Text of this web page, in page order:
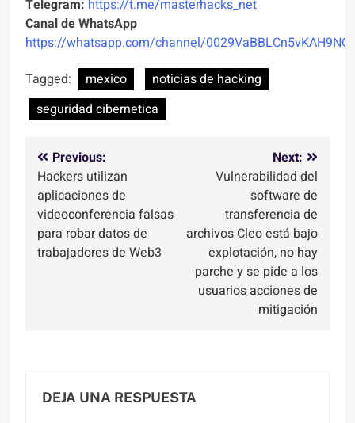
Telegram: https://t.me/masterhacks_net
Canal de WhatsApp
https://whatsapp.com/channel/
Tagged:
mexico
noticias de hacking
seguridad cibernetica
Navegación
de
entradas
Previous:
Hackers utilizan
aplicaciones de
videoconferencia falsas
para robar datos de
trabajadores de Web3
Next:
Vulnerabilidad del
software de
transferencia de
archivos Cleo está bajo
explotación, no hay
parche y se pide a los
usuarios acciones de
mitigación
DEJA UNA RESPUESTA